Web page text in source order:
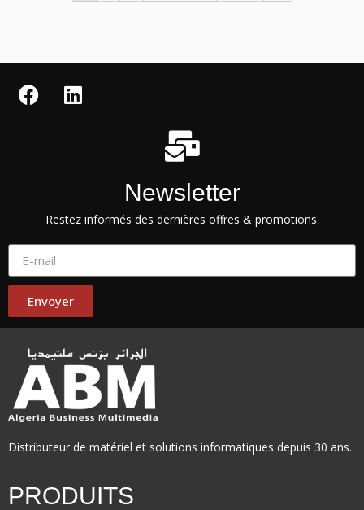
Newsletter
Restez informés des dernières offres & promotions.
Envoyer
Distributeur de matériel et solutions informatiques depuis 30 ans.
PRODUITS